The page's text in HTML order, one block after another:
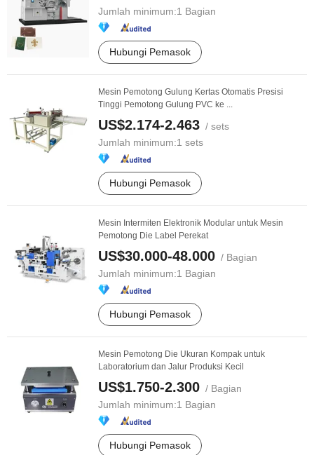
Jumlah minimum:1 Bagian
Hubungi Pemasok
Mesin Pemotong Gulung Kertas Otomatis Presisi
Tinggi Pemotong Gulung PVC ke ...
US$2.174-2.463 / sets
Jumlah minimum:1 sets
Hubungi Pemasok
Mesin Intermiten Elektronik Modular untuk Mesin
Pemotong Die Label Perekat
US$30.000-48.000 / Bagian
Jumlah minimum:1 Bagian
Hubungi Pemasok
Mesin Pemotong Die Ukuran Kompak untuk
Laboratorium dan Jalur Produksi Kecil
US$1.750-2.300 / Bagian
Jumlah minimum:1 Bagian
Hubungi Pemasok